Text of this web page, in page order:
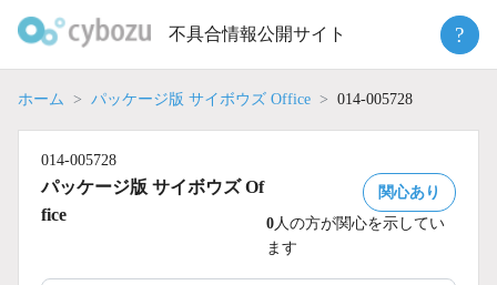
不具合情報公開サイト ?
ホーム パッケージ版 サイボウズ Office 014-005728
014-005728
パッケージ版 サイボウズ Of
fice
関心あり
0人の方が関心を示してい
ます